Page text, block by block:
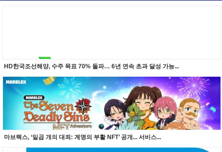
HD한국조선해양, 수주 목표 70% 돌파… 6년 연속 초과 달성 가능...
마브렉스, ‘일곱 개의 대죄: 계명의 부활 NFT’ 공개... 서비스...